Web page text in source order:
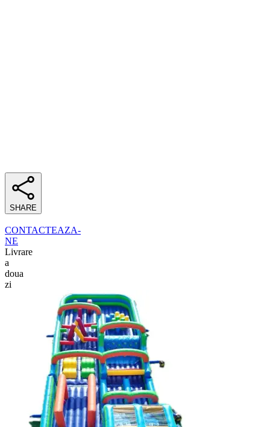
SHARE
CONTACTEAZA-
NE
Livrare
a
doua
zi